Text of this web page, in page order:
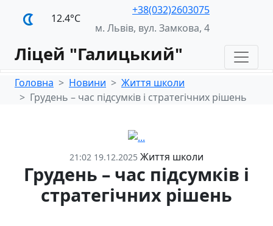
12.4°С
+38(032)2603075
м. Львів, вул. Замкова, 4
Ліцей "Галицький"
Головна Новини
Життя школи
Грудень – час підсумків і стратегічних рішень
21:02 19.12.2025 Життя школи
Грудень – час підсумків і
стратегічних рішень